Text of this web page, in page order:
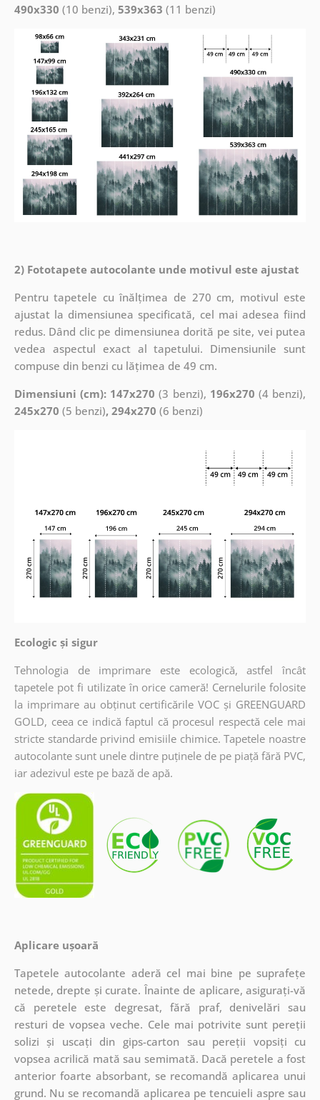
490x330 (10 benzi), 539x363 (11 benzi)
2) Fototapete autocolante unde motivul este ajustat
Pentru tapetele cu înălțimea de 270 cm, motivul este
ajustat la dimensiunea specificată, cel mai adesea fiind
redus. Dând clic pe dimensiunea dorită pe site, vei putea
vedea aspectul exact al tapetului. Dimensiunile sunt
compuse din benzi cu lățimea de 49 cm.
Dimensiuni (cm): 147x270 (3 benzi), 196x270 (4 benzi),
245x270 (5 benzi), 294x270 (6 benzi)
Ecologic și sigur
Tehnologia de imprimare este ecologică, astfel încât
tapetele pot fi utilizate în orice cameră! Cernelurile folosite
la imprimare au obținut certificările VOC și GREENGUARD
GOLD, ceea ce indică faptul că procesul respectă cele mai
stricte standarde privind emisiile chimice. Tapetele noastre
autocolante sunt unele dintre puținele de pe piață fără PVC,
iar adezivul este pe bază de apă.
Aplicare ușoară
Tapetele autocolante aderă cel mai bine pe suprafețe
netede, drepte și curate. Înainte de aplicare, asigurați-vă
că peretele este degresat, fără praf, denivelări sau
resturi de vopsea veche. Cele mai potrivite sunt pereții
solizi și uscați din gips-carton sau pereții vopsiți cu
vopsea acrilică mată sau semimată. Dacă peretele a fost
anterior foarte absorbant, se recomandă aplicarea unui
grund. Nu se recomandă aplicarea pe tencuieli aspre sau